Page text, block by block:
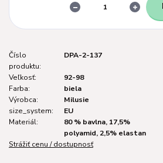
Číslo
produktu:
DPA-2-137
Veľkosť:
92-98
Farba:
biela
Výrobca:
Milusie
size_system:
EU
Materiál:
80 % bavlna, 17,5%
polyamid, 2,5% elastan
Strážiť cenu / dostupnosť